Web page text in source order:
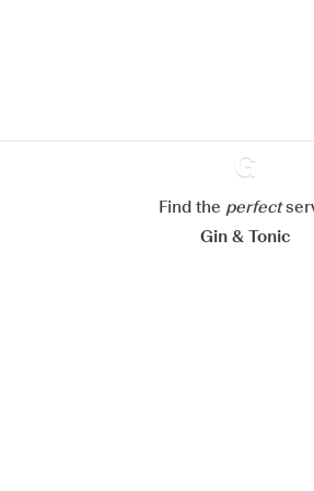
Find the perfect
Gin & Tonic
Paramétrer mes cookies
Refuser tout